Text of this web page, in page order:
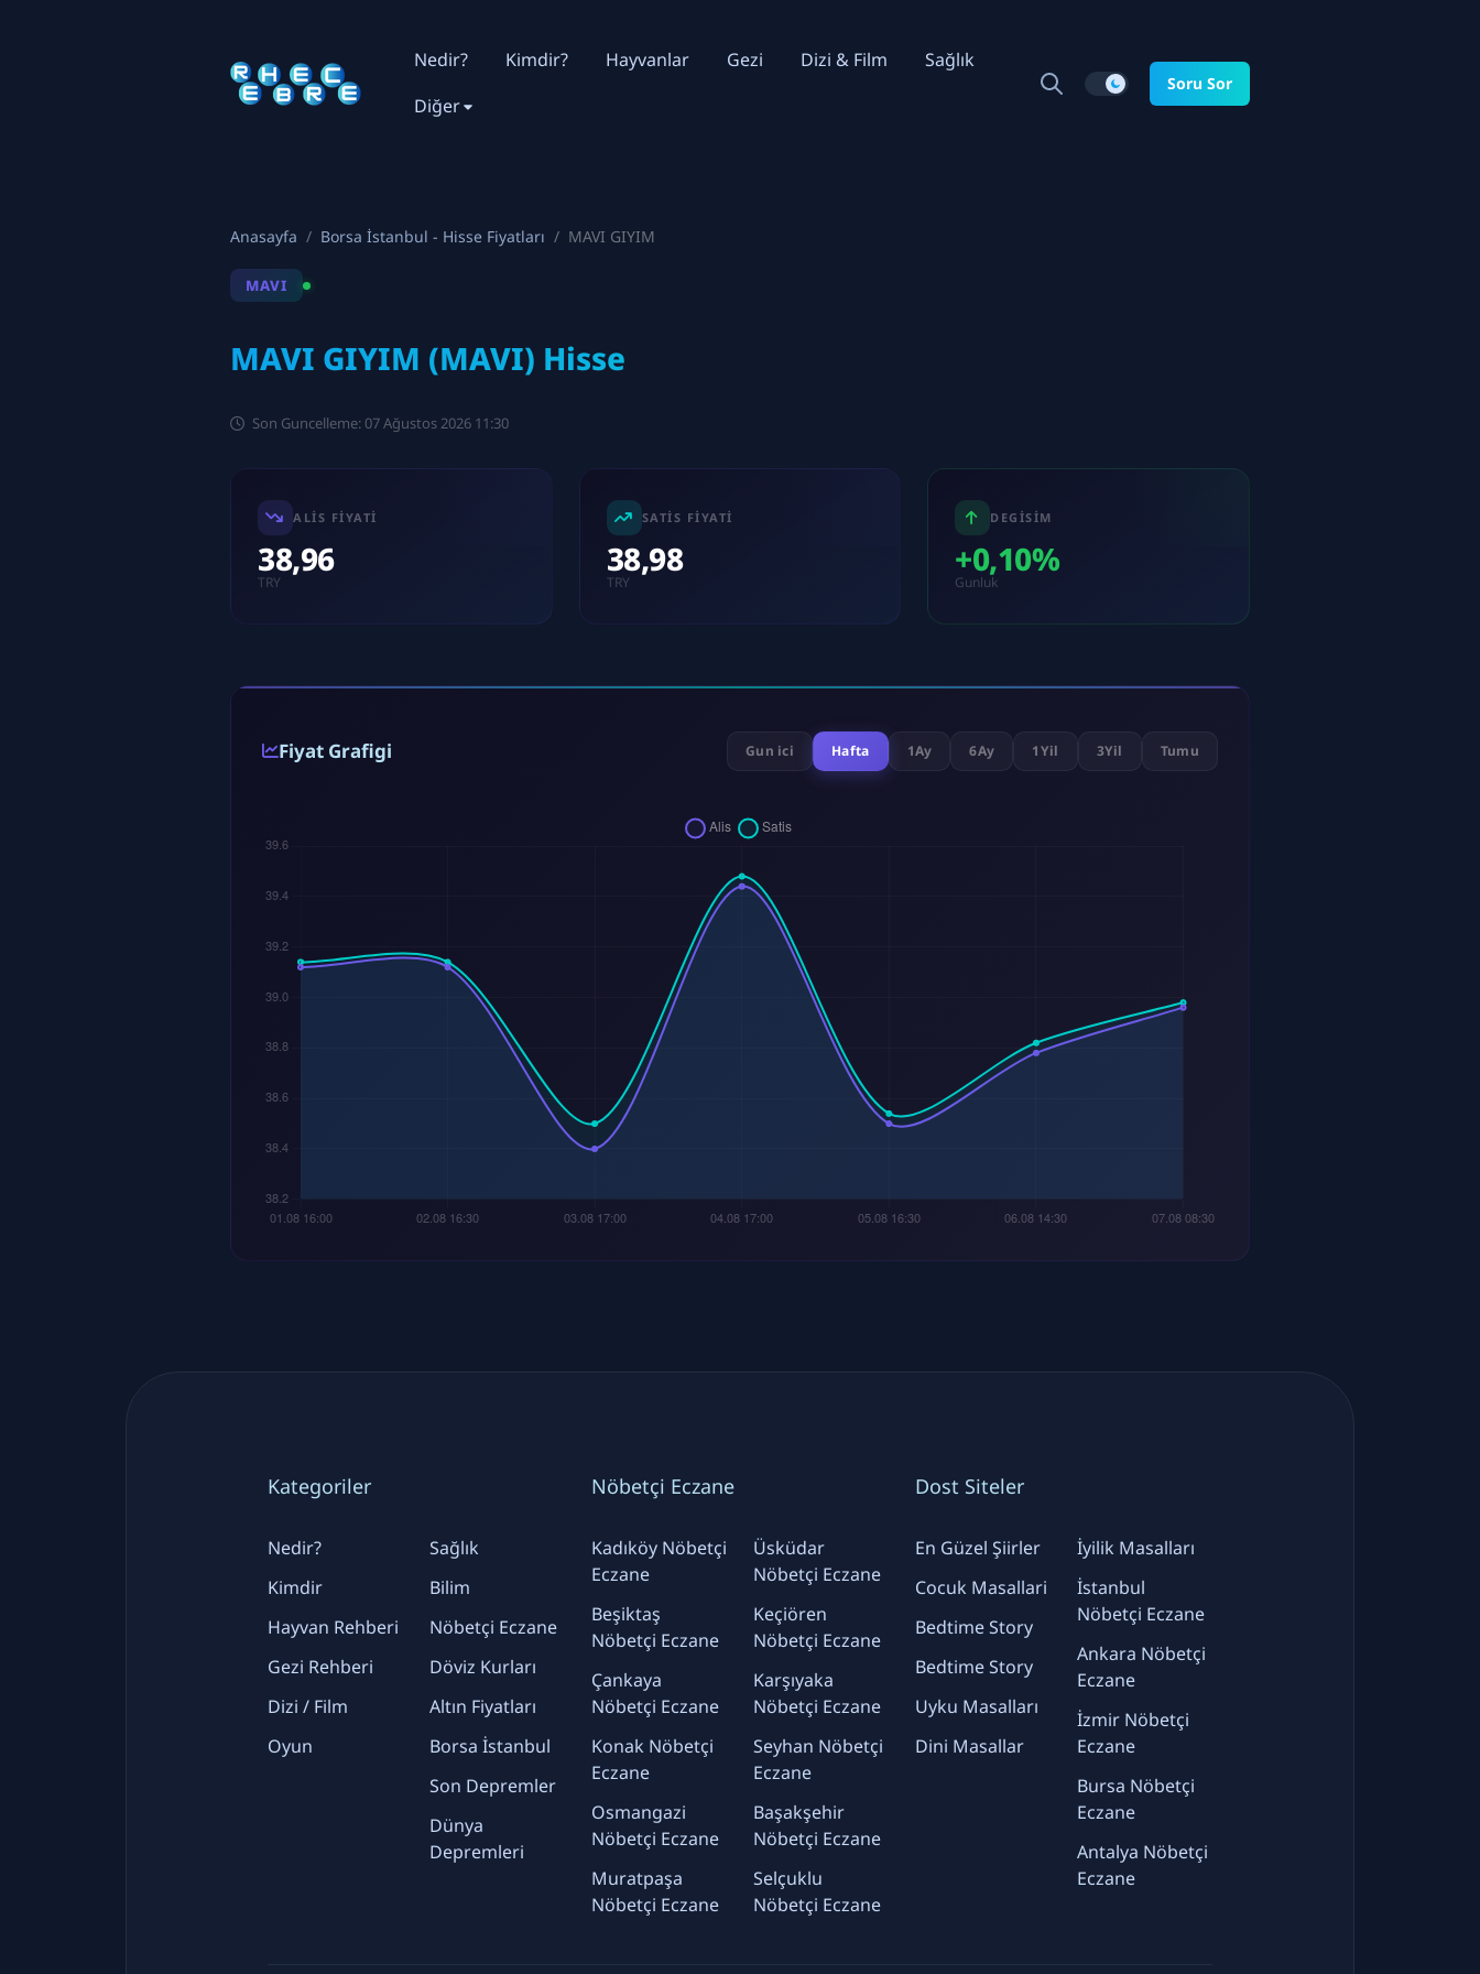
Nedir? Kimdir? Hayvanlar Gezi Dizi & Film
Sağlık
Diğer
Soru Sor
Anasayfa Borsa İstanbul - Hisse Fiyatları MAVI GIYIM
MAVI
MAVI GIYIM (MAVI) Hisse
Son Guncelleme: 07 Ağustos 2026 11:30
ALIS FIYATI
38,96
TRY
SATIS FIYATI
38,98
TRY
DEGISIM
+0,10%
Gunluk
Fiyat Grafigi Gun ici Hafta 1Ay 6Ay 1Yil 3Yil Tumu
Kategoriler
Nedir?
Kimdir
Hayvan Rehberi
Gezi Rehberi
Dizi / Film
Oyun
Sağlık
Bilim
Nöbetçi Eczane
Döviz Kurları
Altın Fiyatları
Borsa İstanbul
Son Depremler
Dünya
Depremleri
Nöbetçi Eczane
Kadıköy Nöbetçi
Eczane
Beşiktaş
Nöbetçi Eczane
Çankaya
Nöbetçi Eczane
Konak Nöbetçi
Eczane
Osmangazi
Nöbetçi Eczane
Muratpaşa
Nöbetçi Eczane
Üsküdar
Nöbetçi Eczane
Keçiören
Nöbetçi Eczane
Karşıyaka
Nöbetçi Eczane
Seyhan Nöbetçi
Eczane
Başakşehir
Nöbetçi Eczane
Selçuklu
Nöbetçi Eczane
Dost Siteler
En Güzel Şiirler
Cocuk Masallari
Bedtime Story
Bedtime Story
Uyku Masalları
Dini Masallar
İyilik Masalları
İstanbul
Nöbetçi Eczane
Ankara Nöbetçi
Eczane
İzmir Nöbetçi
Eczane
Bursa Nöbetçi
Eczane
Antalya Nöbetçi
Eczane